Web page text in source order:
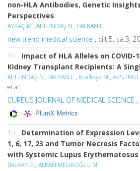
non-HLA Antibodies, Genetic
Perspectives
AYKAÇ M., ALTUNDAŞ N., BALKAN E.
new trend medıcal scıence , cilt.5, sa.3,
14. Impact of HLA Alleles on COVID-
Kidney Transplant Recipients: A
ALTUNDAŞ N., BALKAN E., Kizilkaya M.,
et al.
CUREUS JOURNAL OF MEDICAL SCIENCE
PlumX Metrics
15. Determination of Expression
1, 6, 17, 23 and Tumor Necrosis
with Systemic Lupus Erythematosus
BALKAN E., ALKAN MELİKOĞLU M.